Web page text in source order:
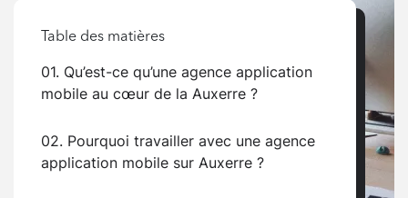
Table des matières
01. Qu’est-ce qu’une agence application
mobile au cœur de la Auxerre ?
02. Pourquoi travailler avec une agence
application mobile sur Auxerre ?